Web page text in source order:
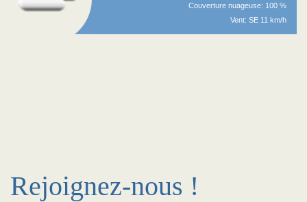
Couverture nuageuse: 100 %
Vent: SE 11 km/h
Rejoignez-nous !